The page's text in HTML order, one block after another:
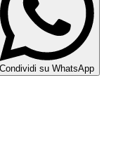
Condividi su WhatsApp